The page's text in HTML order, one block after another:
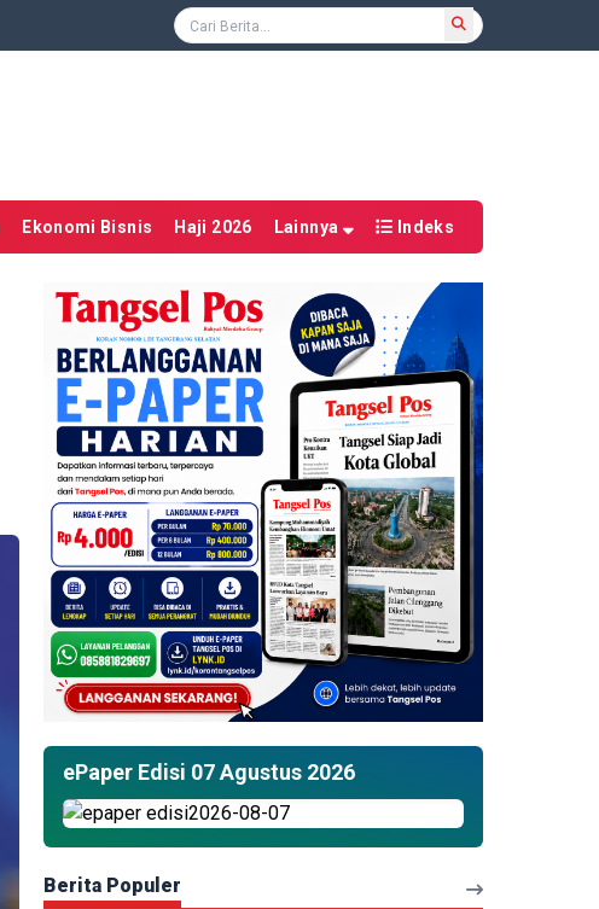
Ekonomi Bisnis Haji 2026 Lainnya Indeks
ePaper Edisi 07 Agustus 2026
Berita Populer